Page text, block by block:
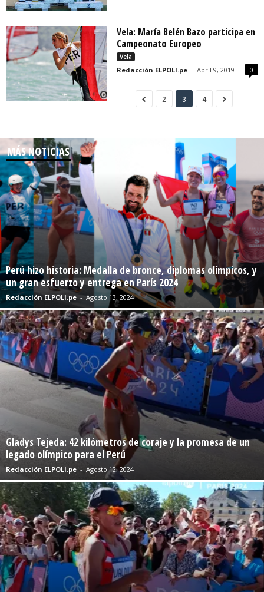
Vela: María Belén Bazo participa en
Campeonato Europeo
Vela
Redacción ELPOLI.pe - Abril 9, 2019 0
2 3 4
MÁS NOTICIAS
Perú hizo historia: Medalla de bronce, diplomas olímpicos, y
un gran esfuerzo y entrega en París 2024
Redacción ELPOLI.pe - Agosto 13, 2024
Gladys Tejeda: 42 kilómetros de coraje y la promesa de un
legado olímpico para el Perú
Redacción ELPOLI.pe - Agosto 12, 2024